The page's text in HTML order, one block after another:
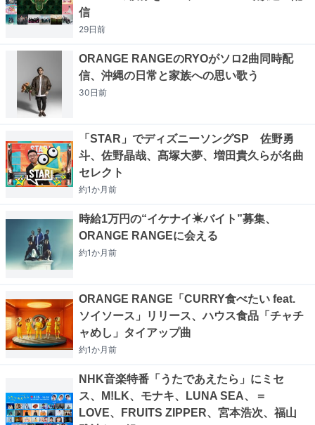
信
29日前
ORANGE RANGEのRYOがソロ2曲同時配
信、沖縄の日常と家族への思い歌う
30日前
「STAR」でディズニーソングSP 佐野勇
斗、佐野晶哉、髙塚大夢、増田貴久らが名曲
セレクト
約1か月前
時給1万円の“イケナイ☀バイト”募集、
ORANGE RANGEに会える
約1か月前
ORANGE RANGE「CURRY食べたい feat.
ソイソース」リリース、ハウス食品「チャチ
ャめし」タイアップ曲
約1か月前
NHK音楽特番「うたであえたら」にミセ
ス、M!LK、モナキ、LUNA SEA、＝
LOVE、FRUITS ZIPPER、宮本浩次、福山